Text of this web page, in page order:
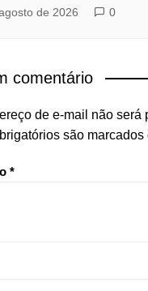
de 2026
0
comentário
de e-mail não será
são marcados
*